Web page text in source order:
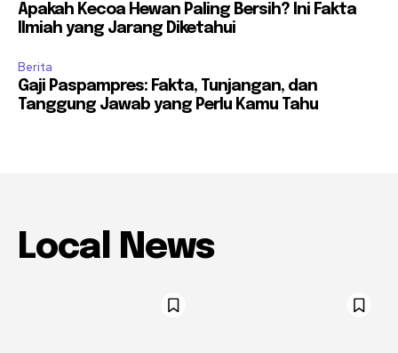
Apakah Kecoa Hewan Paling Bersih? Ini Fakta
Ilmiah yang Jarang Diketahui
Berita
Gaji Paspampres: Fakta, Tunjangan, dan
Tanggung Jawab yang Perlu Kamu Tahu
Local News